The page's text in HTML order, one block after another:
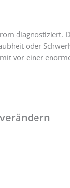
diagnostiziert.
oder
vor einer